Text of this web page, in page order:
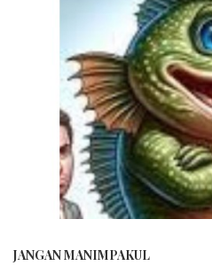
JANGAN MANIMPAKUL